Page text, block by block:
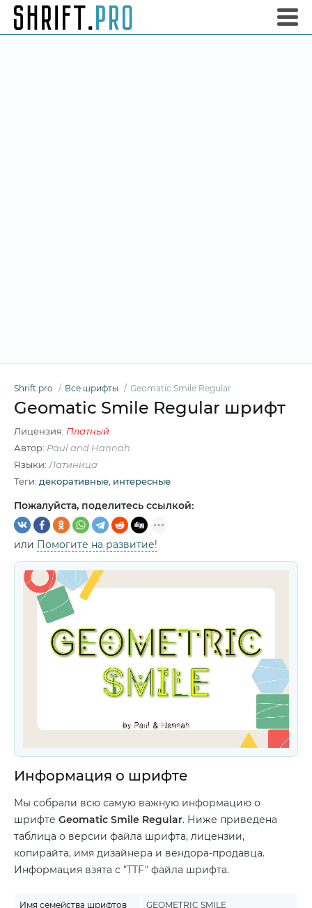
Shrift.pro Все шрифты Geomatic Smile Regular
Geomatic Smile Regular шрифт
Лицензия: Платный
Автор: Paul and Hannah
Языки: Латиница
Теги: декоративные интересные
Пожалуйста, поделитесь ссылкой:
или Помогите на развитие!
Информация о шрифте
Мы собрали всю самую важную информацию о
шрифте Geomatic Smile Regular. Ниже приведена
таблица о версии файла шрифта, лицензии,
копирайта, имя дизайнера и вендора-продавца.
Информация взята с "TTF" файла шрифта.
Имя семейства шрифтов GEOMETRIC SMILE